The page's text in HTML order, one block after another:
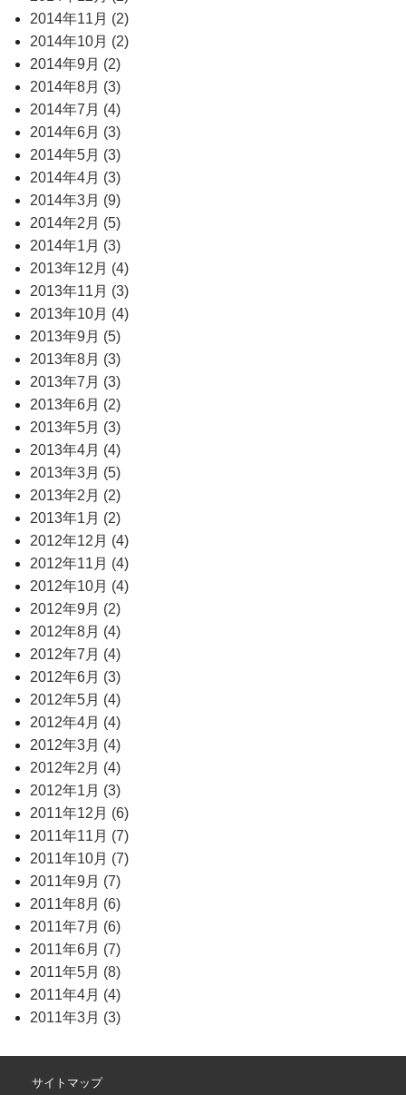
2014年11月 (2)
2014年10月 (2)
2014年9月 (2)
2014年8月 (3)
2014年7月 (4)
2014年6月 (3)
2014年5月 (3)
2014年4月 (3)
2014年3月 (9)
2014年2月 (5)
2014年1月 (3)
2013年12月 (4)
2013年11月 (3)
2013年10月 (4)
2013年9月 (5)
2013年8月 (3)
2013年7月 (3)
2013年6月 (2)
2013年5月 (3)
2013年4月 (4)
2013年3月 (5)
2013年2月 (2)
2013年1月 (2)
2012年12月 (4)
2012年11月 (4)
2012年10月 (4)
2012年9月 (2)
2012年8月 (4)
2012年7月 (4)
2012年6月 (3)
2012年5月 (4)
2012年4月 (4)
2012年3月 (4)
2012年2月 (4)
2012年1月 (3)
2011年12月 (6)
2011年11月 (7)
2011年10月 (7)
2011年9月 (7)
2011年8月 (6)
2011年7月 (6)
2011年6月 (7)
2011年5月 (8)
2011年4月 (4)
2011年3月 (3)
サイトマップ